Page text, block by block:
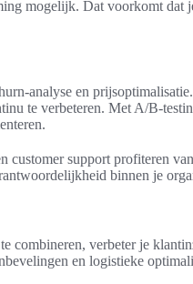
mogelijk. Dat voorkomt dat
analyse en
te verbeteren. Met A/B-
customer support profiteren
binnen je
combineren, verbeter je
en logistieke